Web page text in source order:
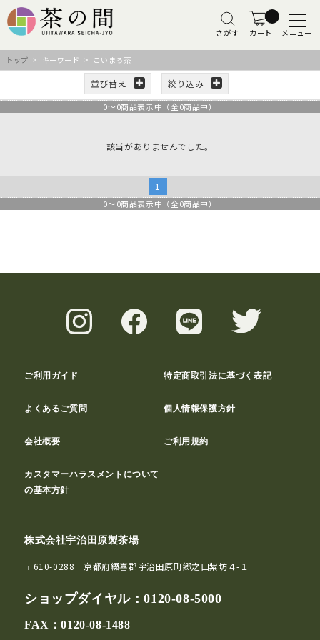
さがす カート メニュー
トップ > キーワード > こいまろ茶
並び替え 絞り込み
0～0商品表示中（全0商品中）
該当がありませんでした。
1
0～0商品表示中（全0商品中）
ご利用ガイド 特定商取引法に基づく表記
よくあるご質問 個人情報保護方針
会社概要 ご利用規約
カスタマーハラスメントについて
の基本方針
株式会社宇治田原製茶場
〒610-0288 京都府綴喜郡宇治田原町郷之口紫坊４-１
ショップダイヤル：0120-08-5000
FAX：0120-08-1488